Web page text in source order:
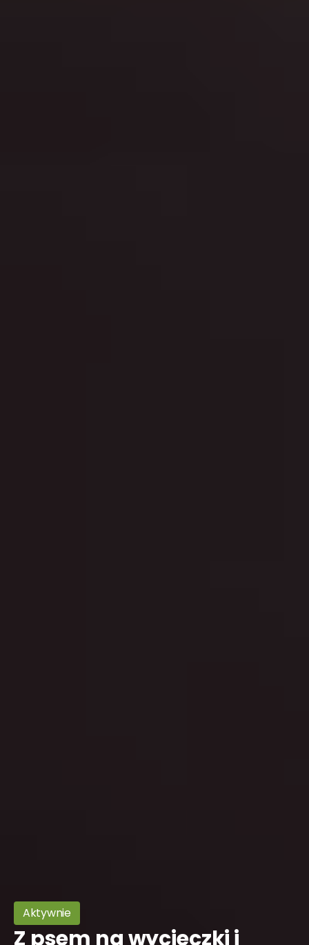
Aktywnie
Z psem na wycieczki i